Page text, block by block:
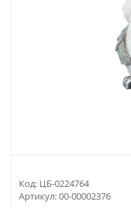
Код: ЦБ-0224764
Артикул:00-00002376